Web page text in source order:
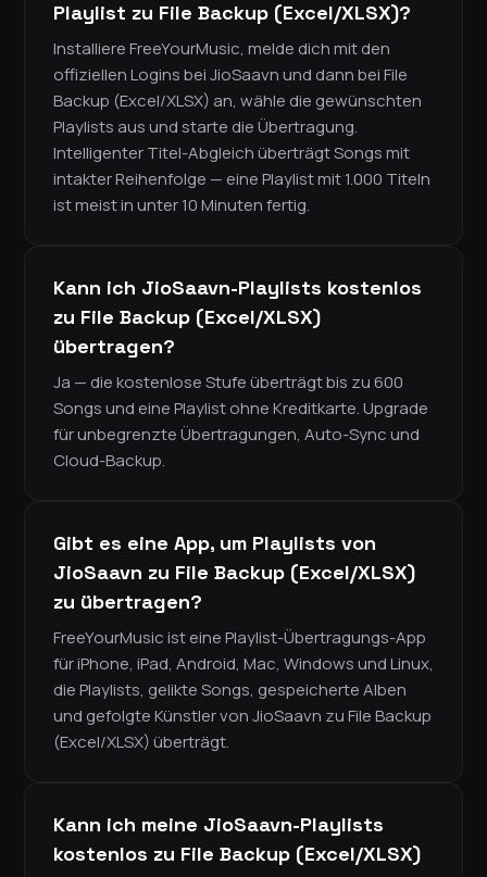
Playlist zu File Backup (Excel/XLSX)?
Installiere FreeYourMusic, melde dich mit den
offiziellen Logins bei JioSaavn und dann bei File
Backup (Excel/XLSX) an, wähle die gewünschten
Playlists aus und starte die Übertragung.
Intelligenter Titel-Abgleich überträgt Songs mit
intakter Reihenfolge — eine Playlist mit 1.000 Titeln
ist meist in unter 10 Minuten fertig.
Kann ich JioSaavn-Playlists kostenlos
zu File Backup (Excel/XLSX)
übertragen?
Ja — die kostenlose Stufe überträgt bis zu 600
Songs und eine Playlist ohne Kreditkarte. Upgrade
für unbegrenzte Übertragungen, Auto-Sync und
Cloud-Backup.
Gibt es eine App, um Playlists von
JioSaavn zu File Backup (Excel/XLSX)
zu übertragen?
FreeYourMusic ist eine Playlist-Übertragungs-App
für iPhone, iPad, Android, Mac, Windows und Linux,
die Playlists, gelikte Songs, gespeicherte Alben
und gefolgte Künstler von JioSaavn zu File Backup
(Excel/XLSX) überträgt.
Kann ich meine JioSaavn-Playlists
kostenlos zu File Backup (Excel/XLSX)